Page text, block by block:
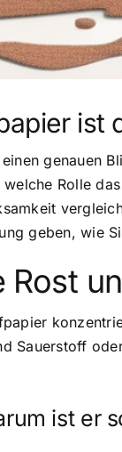
ist
genauen
Rolle
geben, wie
Rost
Sauerstoff
ist er